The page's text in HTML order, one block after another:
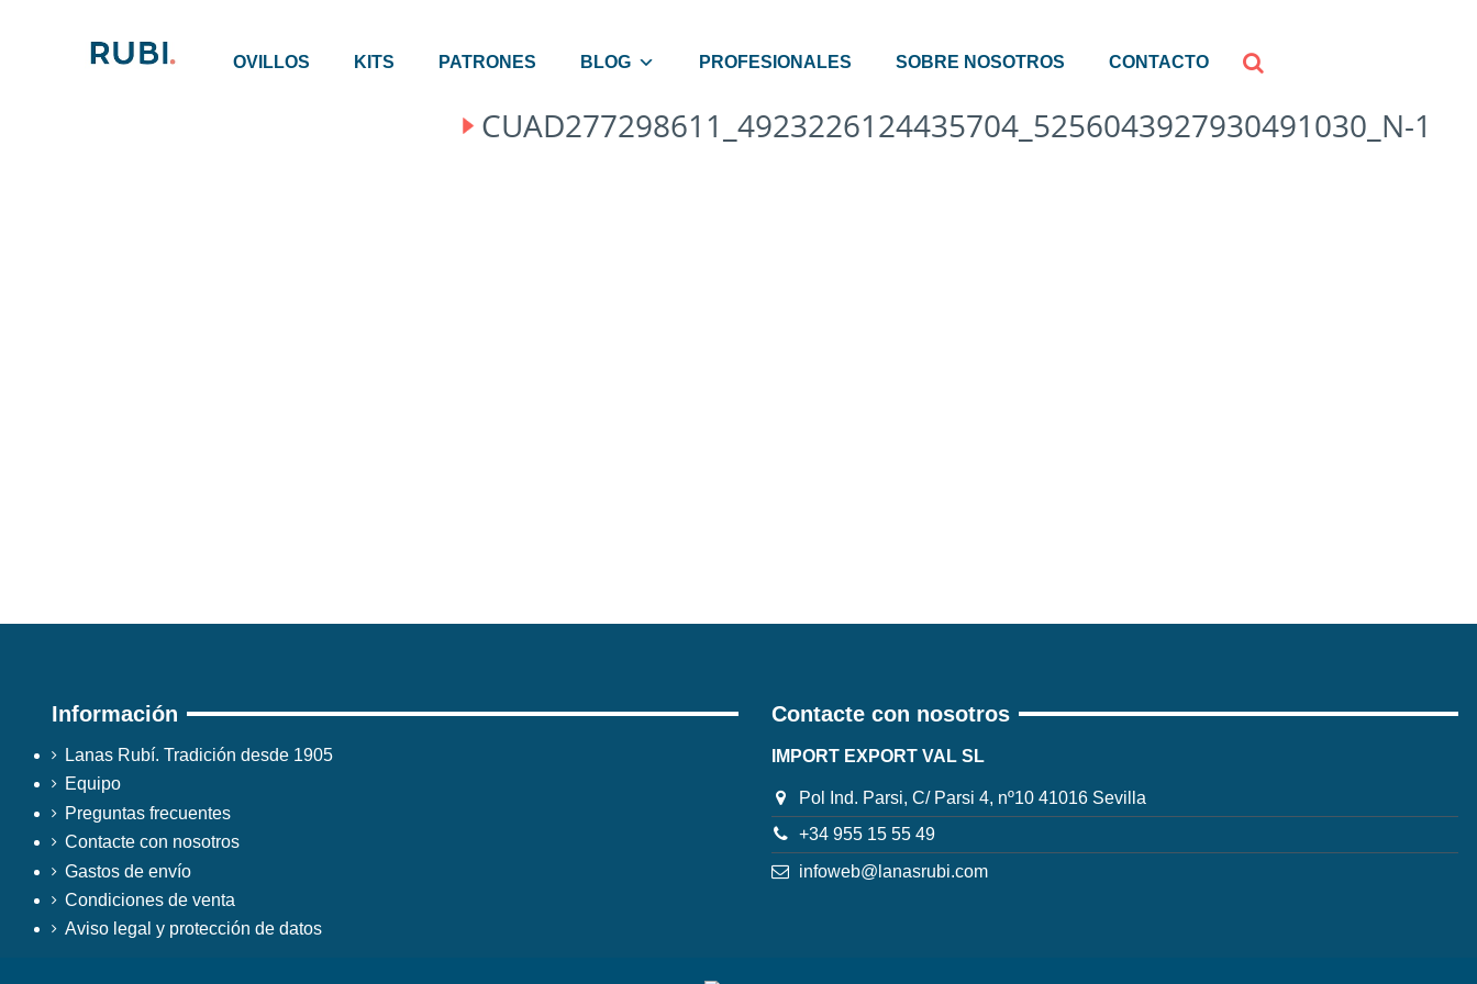
OVILLOS KITS PATRONES BLOG PROFESIONALES SOBRE NOSOTROS CONTACTO
CUAD277298611_4923226124435704_5256043927930491030_N-1
Información
Lanas Rubí. Tradición desde 1905
Equipo
Preguntas frecuentes
Contacte con nosotros
Gastos de envío
Condiciones de venta
Aviso legal y protección de datos
Contacte con nosotros
IMPORT EXPORT VAL SL
Pol Ind. Parsi, C/ Parsi 4, nº10 41016 Sevilla
+34 955 15 55 49
infoweb@lanasrubi.com